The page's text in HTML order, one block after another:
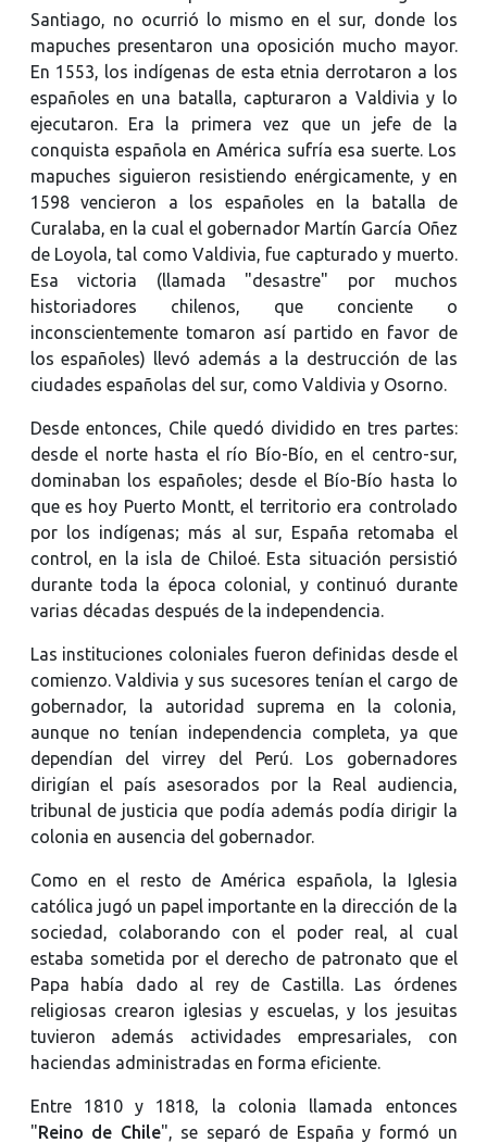
Santiago, no ocurrió lo mismo en el sur, donde los
mapuches presentaron una oposición mucho mayor.
En 1553, los indígenas de esta etnia derrotaron a los
españoles en una batalla, capturaron a Valdivia y lo
ejecutaron. Era la primera vez que un jefe de la
conquista española en América sufría esa suerte. Los
mapuches siguieron resistiendo enérgicamente, y en
1598 vencieron a los españoles en la batalla de
Curalaba, en la cual el gobernador Martín García Oñez
de Loyola, tal como Valdivia, fue capturado y muerto.
Esa victoria (llamada "desastre" por muchos
historiadores chilenos, que conciente o
inconscientemente tomaron así partido en favor de
los españoles) llevó además a la destrucción de las
ciudades españolas del sur, como Valdivia y Osorno.
Desde entonces, Chile quedó dividido en tres partes:
desde el norte hasta el río Bío-Bío, en el centro-sur,
dominaban los españoles; desde el Bío-Bío hasta lo
que es hoy Puerto Montt, el territorio era controlado
por los indígenas; más al sur, España retomaba el
control, en la isla de Chiloé. Esta situación persistió
durante toda la época colonial, y continuó durante
varias décadas después de la independencia.
Las instituciones coloniales fueron definidas desde el
comienzo. Valdivia y sus sucesores tenían el cargo de
gobernador, la autoridad suprema en la colonia,
aunque no tenían independencia completa, ya que
dependían del virrey del Perú. Los gobernadores
dirigían el país asesorados por la Real audiencia,
tribunal de justicia que podía además podía dirigir la
colonia en ausencia del gobernador.
Como en el resto de América española, la Iglesia
católica jugó un papel importante en la dirección de la
sociedad, colaborando con el poder real, al cual
estaba sometida por el derecho de patronato que el
Papa había dado al rey de Castilla. Las órdenes
religiosas crearon iglesias y escuelas, y los jesuitas
tuvieron además actividades empresariales, con
haciendas administradas en forma eficiente.
Entre 1810 y 1818, la colonia llamada entonces
"Reino de Chile", se separó de España y formó un